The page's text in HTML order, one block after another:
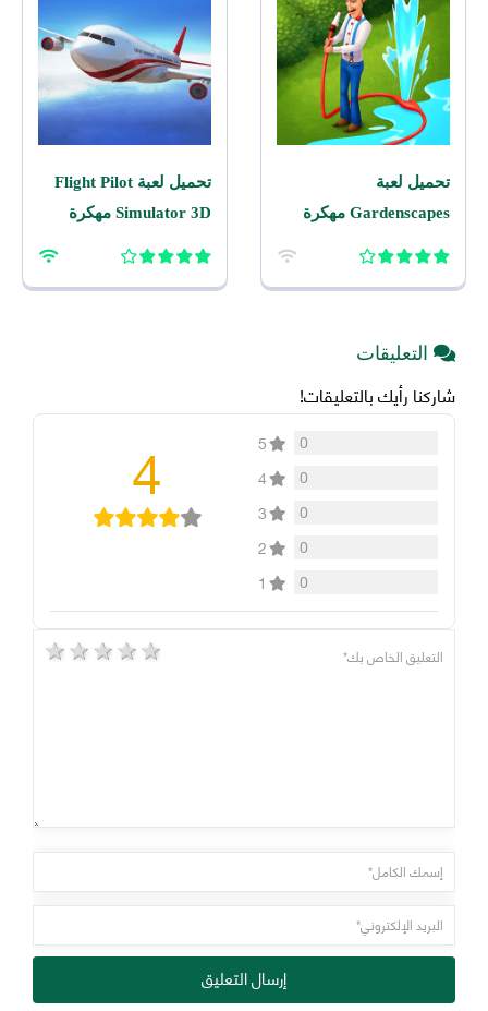
تحميل لعبة
Gardenscapes مهكرة
تحميل لعبة Flight Pilot
Simulator 3D مهكرة
التعليقات
شاركنا رأيك بالتعليقات!
0
5
0
4
0
3
0
2
0
1
4
5 stars 4 stars 3 stars 2 stars 1 star
إرسال التعليق